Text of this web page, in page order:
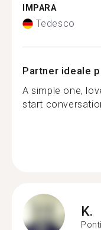
IMPARA
Tedesco
Partner ideale
A simple one,
start
K.